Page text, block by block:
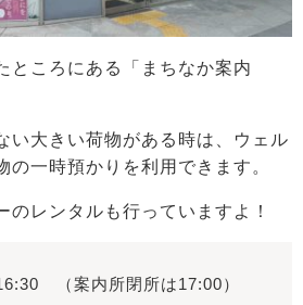
ところにある「まちなか案内
い大きい荷物がある時は、ウェル
の一時預かりを利用できます。
のレンタルも行っていますよ！
（案内所閉所は17:00）